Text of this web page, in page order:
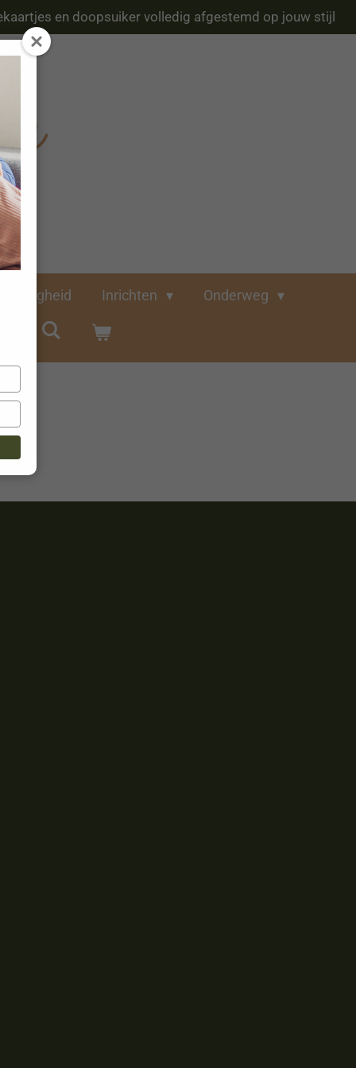
en doopsuiker volledig afgestemd op jouw stijl
Veiligheid Inrichten Onderweg